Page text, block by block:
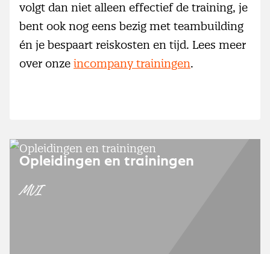
volgt dan niet alleen effectief de training, je
bent ook nog eens bezig met teambuilding
én je bespaart reiskosten en tijd. Lees meer
over onze incompany trainingen.
Opleidingen en trainingen
MVI